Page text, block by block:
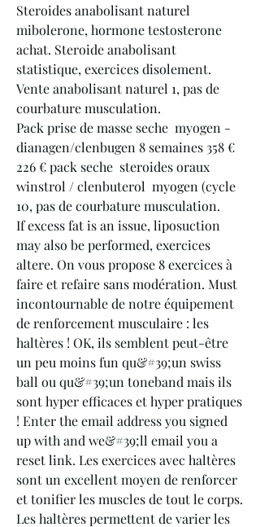
Steroides anabolisant naturel
mibolerone, hormone testosterone
achat. Steroide anabolisant
statistique, exercices disolement.
Vente anabolisant naturel 1, pas de
courbature musculation.
Pack prise de masse seche  myogen -
dianagen/clenbugen 8 semaines 358 €
226 € pack seche  steroides oraux
winstrol / clenbuterol  myogen (cycle
10, pas de courbature musculation.
If excess fat is an issue, liposuction
may also be performed, exercices
altere. On vous propose 8 exercices à
faire et refaire sans modération. Must
incontournable de notre équipement
de renforcement musculaire : les
haltères ! OK, ils semblent peut-être
un peu moins fun qu&#39;un swiss
ball ou qu&#39;un toneband mais ils
sont hyper efficaces et hyper pratiques
! Enter the email address you signed
up with and we&#39;ll email you a
reset link. Les exercices avec haltères
sont un excellent moyen de renforcer
et tonifier les muscles de tout le corps.
Les haltères permettent de varier les